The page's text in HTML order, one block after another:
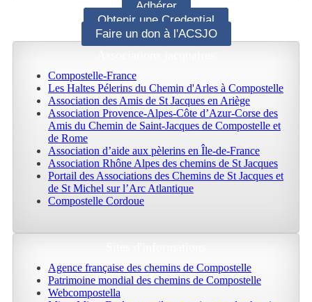
Adhérer
Obtenir une Credential
Faire un don à l'ACSJO
Compostelle-France
Les Haltes Pélerins du Chemin d'Arles à Compostelle
Association des Amis de St Jacques en Ariège
Association Provence-Alpes-Côte d’Azur-Corse des
Amis du Chemin de Saint-Jacques de Compostelle et
de Rome
Association d’aide aux pèlerins en Île-de-France
Association Rhône Alpes des chemins de St Jacques
Portail des Associations des Chemins de St Jacques et
de St Michel sur l’Arc Atlantique
Compostelle Cordoue
Agence française des chemins de Compostelle
Patrimoine mondial des chemins de Compostelle
Webcompostella